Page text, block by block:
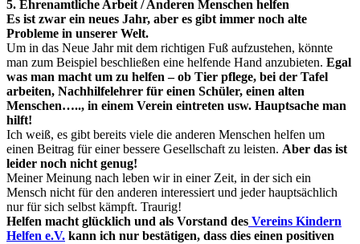
5. Ehrenamtliche Arbeit / Anderen Menschen helfen
Es ist zwar ein neues Jahr, aber es gibt immer noch alte
Probleme in unserer Welt.
Um in das Neue Jahr mit dem richtigen Fuß aufzustehen, könnte
man zum Beispiel beschließen eine helfende Hand anzubieten. Egal
was man macht um zu helfen – ob Tier pflege, bei der Tafel
arbeiten, Nachhilfelehrer für einen Schüler, einen alten
Menschen….., in einem Verein eintreten usw. Hauptsache man
hilft!
Ich weiß, es gibt bereits viele die anderen Menschen helfen um
einen Beitrag für einer bessere Gesellschaft zu leisten. Aber das ist
leider noch nicht genug!
Meiner Meinung nach leben wir in einer Zeit, in der sich ein
Mensch nicht für den anderen interessiert und jeder hauptsächlich
nur für sich selbst kämpft. Traurig!
Helfen macht glücklich und als Vorstand des Vereins Kindern
Helfen e.V. kann ich nur bestätigen, dass dies einen positiven